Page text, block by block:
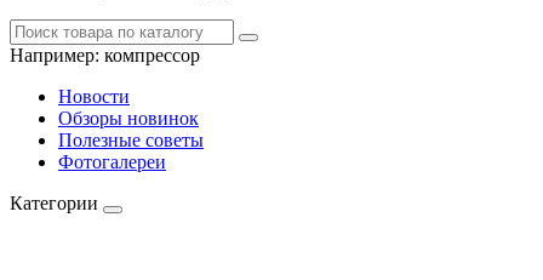
Например: компрессор
Новости
Обзоры новинок
Полезные советы
Фотогалереи
Категории